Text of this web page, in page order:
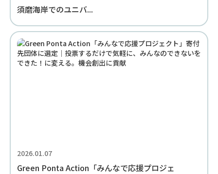
須磨海岸でのユニバ...
2026.01.07
Green Ponta Action「みんなで応援プロジェ